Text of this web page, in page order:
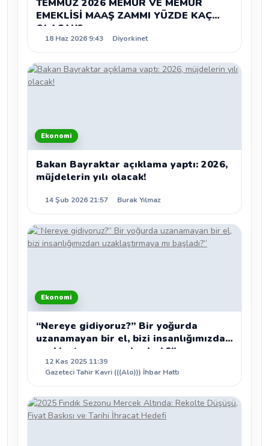
TEMMUZ 2026 MEMUR VE MEMUR
EMEKLİSİ MAAŞ ZAMMI YÜZDE KAÇ
OLACAK?
18 Haz 2026 9:43 Diyorkinet
Ekonomi
Bakan Bayraktar açıklama yaptı: 2026,
müjdelerin yılı olacak!
14 Şub 2026 21:57 Burak Yılmaz
Ekonomi
“Nereye gidiyoruz?” Bir yoğurda
uzanamayan bir el, bizi insanlığımızdan
uzaklaştırmaya mı başladı?”
12 Kas 2025 11:39
Gazeteci Tahir Kavri (((Alo))) İhbar Hattı